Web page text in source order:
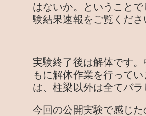
はないか。ということ
験結果速報をご覧くださ
実験終了後は解体です
もに解体作業を行って
は、柱梁以外は全てバ
今回の公開実験で感じ